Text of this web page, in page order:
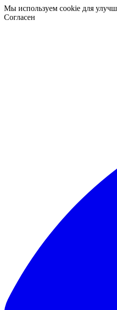
Мы используем cookie для
Согласен